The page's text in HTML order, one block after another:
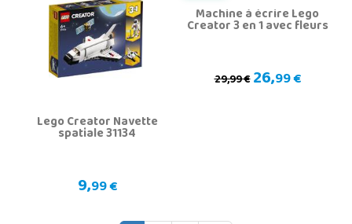
Lego Creator Navette
spatiale 31134
9,99 €
Machine à écrire Lego
Creator 3 en 1 avec fleurs
29,99 €26,99 €